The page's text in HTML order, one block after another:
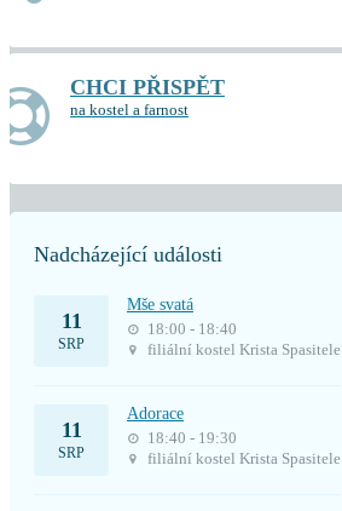
CHCI PŘISPĚT
na kostel a farnost
Nadcházející události
11
SRP
Mše svatá
18:00 - 18:40
filiální kostel Krista Spasitele
11
SRP
Adorace
18:40 - 19:30
filiální kostel Krista Spasitele